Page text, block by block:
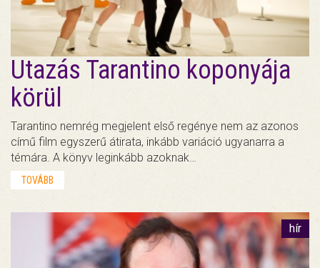
Utazás Tarantino koponyája
körül
Tarantino nemrég megjelent első regénye nem az azonos
című film egyszerű átirata, inkább variáció ugyanarra a
témára. A könyv leginkább azoknak…
TOVÁBB
hír